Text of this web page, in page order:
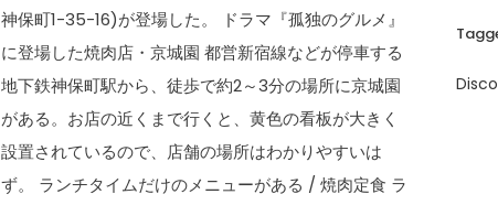
神保町1-35-16)が登場した。 ドラマ『孤独のグルメ』
に登場した焼肉店・京城園 都営新宿線などが停車する
地下鉄神保町駅から、徒歩で約2～3分の場所に京城園
がある。お店の近くまで行くと、黄色の看板が大きく
設置されているので、店舗の場所はわかりやすいは
ず。 ランチタイムだけのメニューがある / 焼肉定食 ラ